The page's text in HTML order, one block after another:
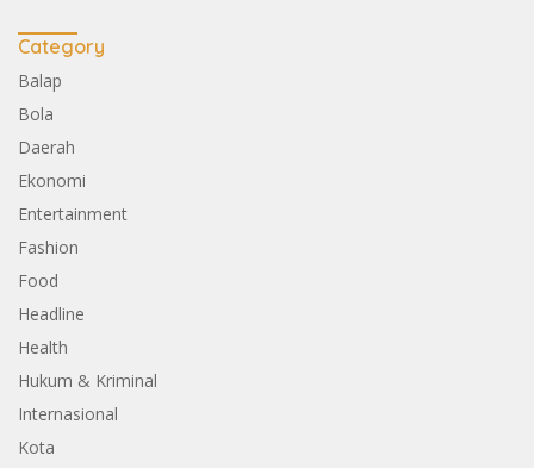
Category
Balap
Bola
Daerah
Ekonomi
Entertainment
Fashion
Food
Headline
Health
Hukum & Kriminal
Internasional
Kota